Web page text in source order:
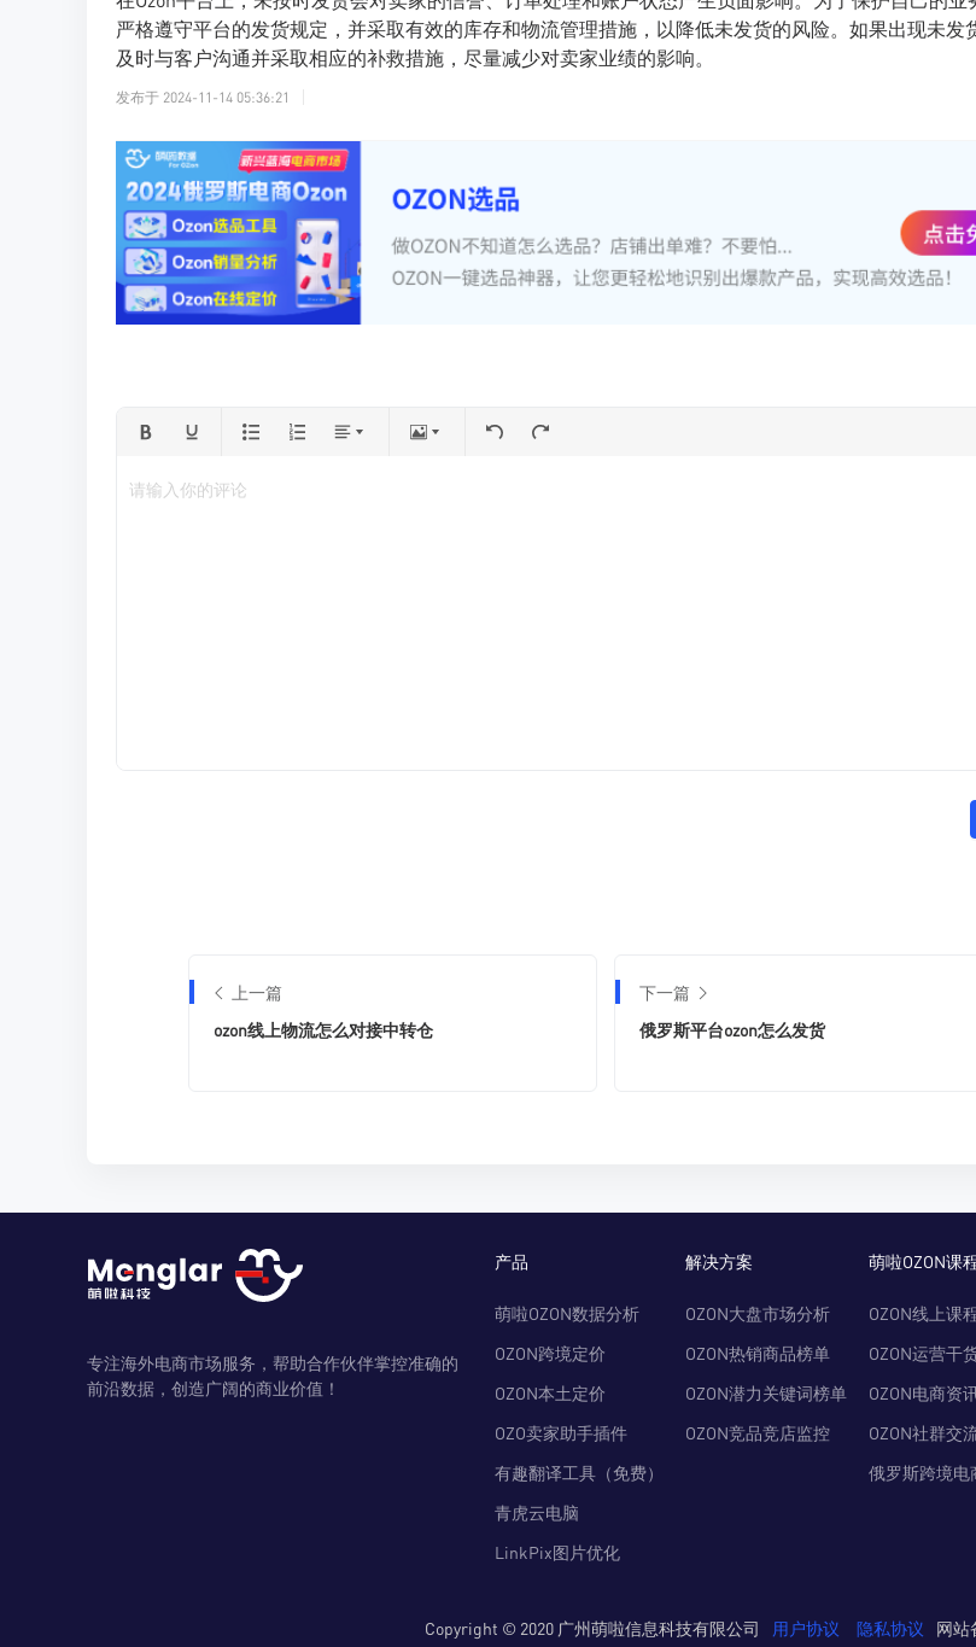
严格遵守平台的发货规定，并采取有效的库存和物流管理措施，以降低未发货的风险。如果出现未发
及时与客户沟通并采取相应的补救措施，尽量减少对卖家业绩的影响。
发布于 2024-11-14 05:36:21
请输入你的评论
上一篇
ozon线上物流怎么对接中转仓
下一篇
俄罗斯平台ozon怎么发货
专注海外电商市场服务，帮助合作伙伴掌控准确的
前沿数据，创造广阔的商业价值！
产品
萌啦OZON数据分析
OZON跨境定价
OZON本土定价
OZO卖家助手插件
有趣翻译工具（免费）
青虎云电脑
LinkPix图片优化
解决方案
OZON大盘市场分析
OZON热销商品榜单
OZON潜力关键词榜单
OZON竞品竞店监控
萌啦OZON课
OZON线上课
OZON运营干
OZON电商资
OZON社群交
俄罗斯跨境电
Copyright © 2020 广州萌啦信息科技有限公司 用户协议 隐私协议 网站